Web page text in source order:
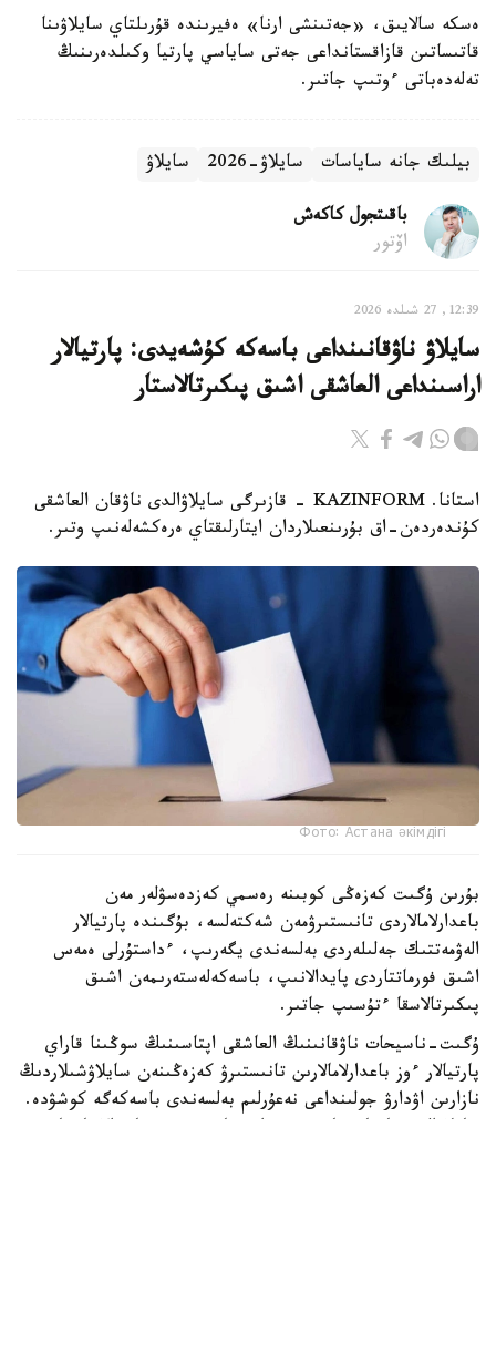
ەسكە سالايىق، «جەتىنشى ارنا» ەفيرىندە قۇرىلتاي سايلاۋىنا
قاتىساتىن قازاقستانداعى جەتى ساياسي پارتيا وكىلدەرىنىڭ
تەلەدەباتى ءوتىپ جاتىر.
بيلىك جانە ساياسات سايلاۋ-2026 سايلاۋ
باقىتجول كاكەش
اۆتور
12:39, 27 شىلدە 2026
سايلاۋ ناۋقانىنداعى باسەكە كۇشەيدى: پارتيالار
اراسىنداعى العاشقى اشىق پىكىرتالاستار
استانا. KAZINFORM - قازىرگى سايلاۋالدى ناۋقان العاشقى
كۇندەردەن-اق بۇرىنعىلاردان ايتارلىقتاي ەرەكشەلەنىپ وتىر.
Фото: Астана әкімдігі
بۇرىن ۇگىت كەزەڭى كوبىنە رەسمي كەزدەسۋلەر مەن
باعدارلامالاردى تانىستىرۋمەن شەكتەلسە، بۇگىندە پارتيالار
الەۋمەتتىك جەلىلەردى بەلسەندى يگەرىپ، ءداستۇرلى ەمەس
اشىق فورماتتاردى پايدالانىپ، باسەكەلەستەرىمەن اشىق
پىكىرتالاسقا ءتۇسىپ جاتىر.
ۇگىت-ناسيحات ناۋقانىنىڭ العاشقى اپتاسىنىڭ سوڭىنا قاراي
پارتيالار ءوز باعدارلامالارىن تانىستىرۋ كەزەڭىنەن سايلاۋشىلاردىڭ
نازارىن اۋدارۋ جولىنداعى نەعۇرلىم بەلسەندى باسەكەگە كوشۋدە.